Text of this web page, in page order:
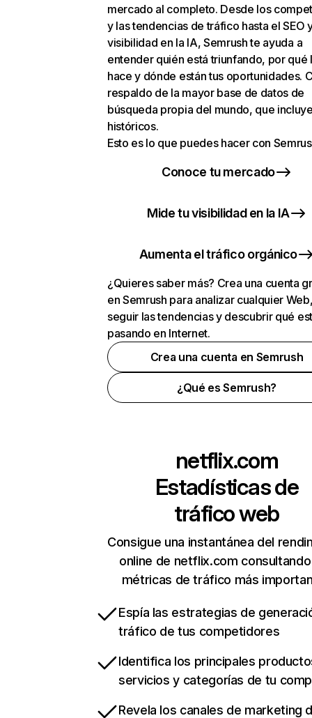
mercado al completo. Desde los
y las tendencias de tráfico hasta el SEO
visibilidad en la IA, Semrush te ayuda a
entender quién está triunfando, por qué
hace y dónde están tus oportunidades.
respaldo de la mayor base de datos de
búsqueda propia del mundo, que
históricos.
Esto es lo que puedes hacer con
Conoce tu mercado
Mide tu visibilidad en la IA
Aumenta el tráfico orgánico
¿Quieres saber más? Crea una cuenta
en Semrush para analizar cualquier
seguir las tendencias y descubrir qué
pasando en Internet.
Crea una cuenta en Semrush
¿Qué es Semrush?
netflix.com
Estadísticas de
tráfico web
Consigue una instantánea del
online de netflix.com
métricas de tráfico más
Espía las estrategias de
tráfico de tus competidores
Identifica los principales
servicios y categorías de tu
Revela los canales de marketing